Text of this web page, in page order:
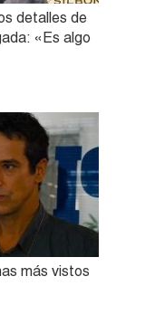
detalles de
«Es algo
más vistos